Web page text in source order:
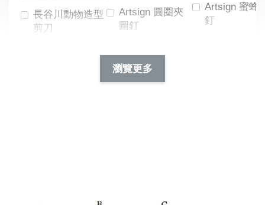
長谷川動物造型
剪刀
Artsign 圓圈夾
圖釘
NT$ 19.00
NT$ 66.00
Artsign 蜜蜂
釘
瀏覽更多